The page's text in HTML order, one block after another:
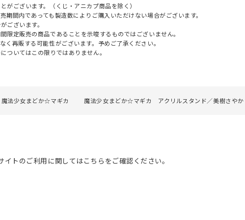
ございます。（くじ・アニカプ商品を除く）
間内であっても製造数によりご購入いただけない場合がございます。
ございます。
定販売の商品であることを示唆するものではございません。
再販する可能性がございます。予めご了承ください。
ついてはこの限りではありません。
魔法少女まどか☆マギカ 魔法少女まどか☆マギカ アクリルスタンド／美樹さやか
トのご利用に関してはこちらをご確認ください。